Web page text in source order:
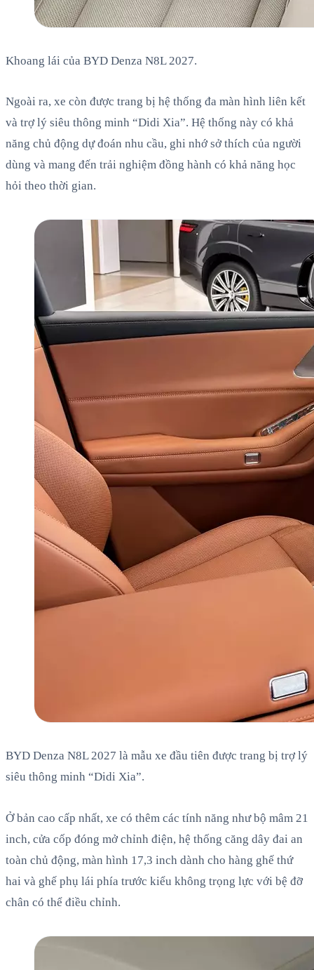
Khoang lái của BYD Denza N8L 2027.
Ngoài ra, xe còn được trang bị hệ thống đa màn hình liên kết
và trợ lý siêu thông minh “Didi Xia”. Hệ thống này có khả
năng chủ động dự đoán nhu cầu, ghi nhớ sở thích của người
dùng và mang đến trải nghiệm đồng hành có khả năng học
hỏi theo thời gian.
BYD Denza N8L 2027 là mẫu xe đầu tiên được trang bị trợ lý
siêu thông minh “Didi Xia”.
Ở bản cao cấp nhất, xe có thêm các tính năng như bộ mâm 21
inch, cửa cốp đóng mở chỉnh điện, hệ thống căng dây đai an
toàn chủ động, màn hình 17,3 inch dành cho hàng ghế thứ
hai và ghế phụ lái phía trước kiểu không trọng lực với bệ đỡ
chân có thể điều chỉnh.